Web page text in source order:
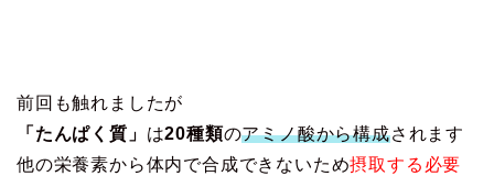
前回も触れましたが
「たんぱく質」 は20種類のアミノ酸から構成されます
他の栄養素から体内で合成できないため摂取する必要